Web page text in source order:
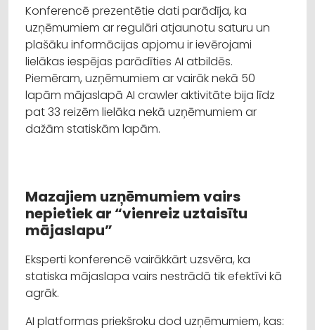
Konferencē prezentētie dati parādīja, ka
uzņēmumiem ar regulāri atjaunotu saturu un
plašāku informācijas apjomu ir ievērojami
lielākas iespējas parādīties AI atbildēs.
Piemēram, uzņēmumiem ar vairāk nekā 50
lapām mājaslapā AI crawler aktivitāte bija līdz
pat 33 reizēm lielāka nekā uzņēmumiem ar
dažām statiskām lapām.
Mazajiem uzņēmumiem vairs
nepietiek ar “vienreiz uztaisītu
mājaslapu”
Eksperti konferencē vairākkārt uzsvēra, ka
statiska mājaslapa vairs nestrādā tik efektīvi kā
agrāk.
AI platformas priekšroku dod uzņēmumiem, kas: